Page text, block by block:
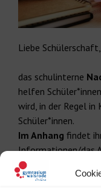
Liebe Schülerschaft,
das schulinterne
helfen
wird, in der Regel in
Schüler*innen.
Im Anhang findet
Informationen/das
Wichtige Punkte